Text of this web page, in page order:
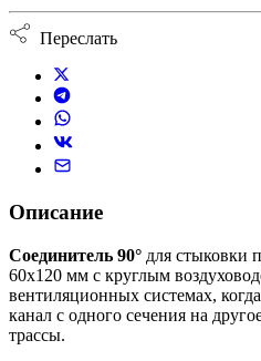
Переслать
Описание
Соединитель 90° для стыковки
60х120 мм с круглым
вентиляционных системах,
канал с одного сечения на
трассы.